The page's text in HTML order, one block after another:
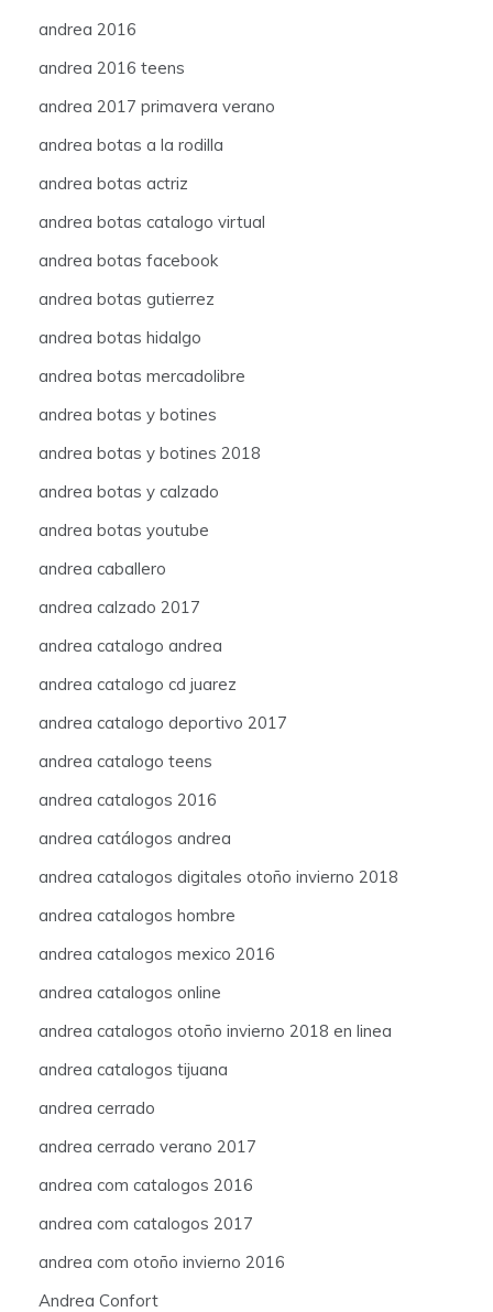
andrea 2016
andrea 2016 teens
andrea 2017 primavera verano
andrea botas a la rodilla
andrea botas actriz
andrea botas catalogo virtual
andrea botas facebook
andrea botas gutierrez
andrea botas hidalgo
andrea botas mercadolibre
andrea botas y botines
andrea botas y botines 2018
andrea botas y calzado
andrea botas youtube
andrea caballero
andrea calzado 2017
andrea catalogo andrea
andrea catalogo cd juarez
andrea catalogo deportivo 2017
andrea catalogo teens
andrea catalogos 2016
andrea catálogos andrea
andrea catalogos digitales otoño invierno 2018
andrea catalogos hombre
andrea catalogos mexico 2016
andrea catalogos online
andrea catalogos otoño invierno 2018 en linea
andrea catalogos tijuana
andrea cerrado
andrea cerrado verano 2017
andrea com catalogos 2016
andrea com catalogos 2017
andrea com otoño invierno 2016
Andrea Confort